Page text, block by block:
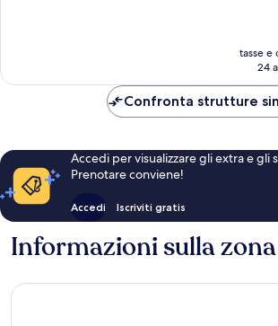
tasse e
24
Confronta strutture
Accedi per visualizzare gli extra e gli
Prenotare conviene!
Accedi Iscriviti gratis
Informazioni sulla zona